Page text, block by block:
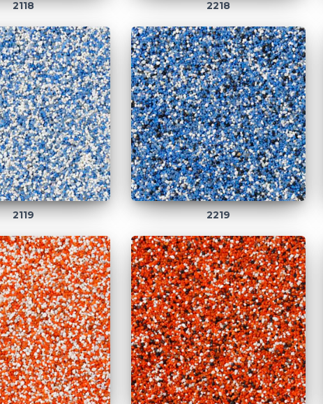
2118 2218
2119 2219